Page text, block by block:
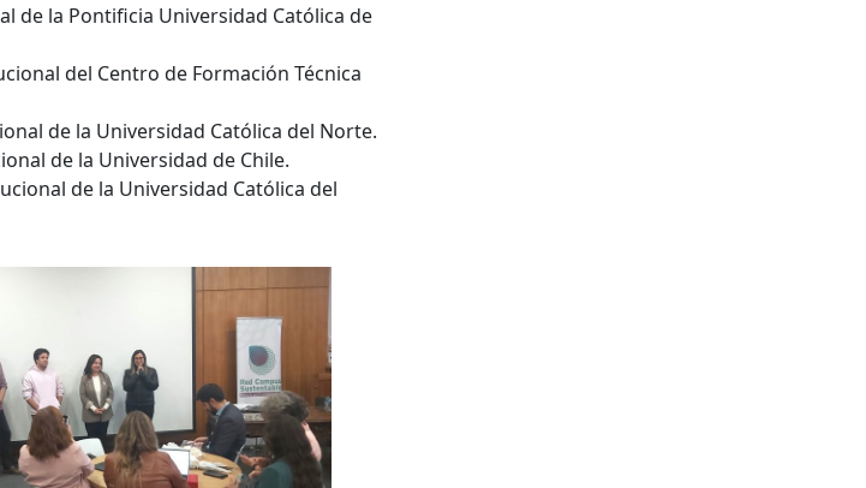
de la Pontificia Universidad Católica de
del Centro de Formación Técnica
de la Universidad Católica del Norte.
de la Universidad de Chile.
de la Universidad Católica del